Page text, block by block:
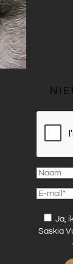
Ja,
Saskia